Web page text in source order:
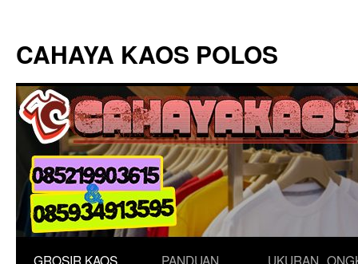
isi
CAHAYA KAOS POLOS
GROSIR KAOS
PANDUAN
UKURAN